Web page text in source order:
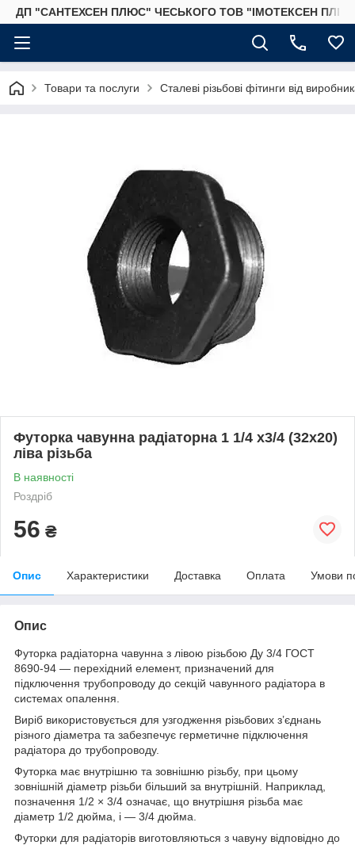
ДП "САНТЕХСЕН ПЛЮС" ЧЕСЬКОГО ТОВ "ІМОТЕКСЕН
Товари та послуги Сталеві різьбові фітинги від
Футорка чавунна радіаторна 1 1/4 х3/4 (32х20)
ліва різьба
В наявності
Роздріб
56 ₴
Опис Характеристики Доставка Оплата Умови
Опис
Футорка радіаторна чавунна з лівою різьбою Ду 3/4 ГОСТ
8690-94 — перехідний елемент, призначений для
підключення трубопроводу до секцій чавунного радіатора в
системах опалення.
Виріб використовується для узгодження різьбових з’єднань
різного діаметра та забезпечує герметичне підключення
радіатора до трубопроводу.
Футорка має внутрішню та зовнішню різьбу, при цьому
зовнішній діаметр різьби більший за внутрішній. Наприклад,
позначення 1/2 × 3/4 означає, що внутрішня різьба має
діаметр 1/2 дюйма, і — 3/4 дюйма.
Футорки для радіаторів виготовляються з чавуну відповідно до